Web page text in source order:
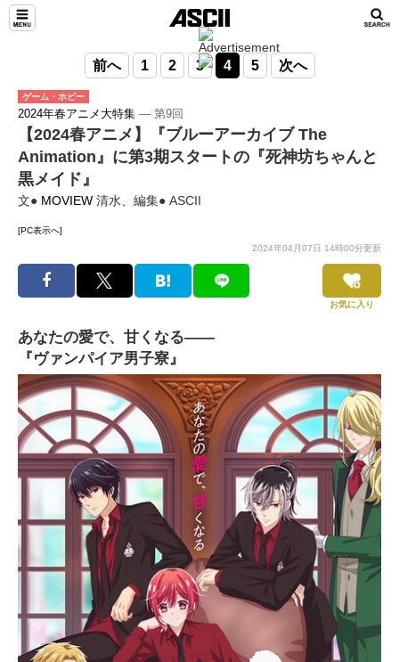
前へ 1 2 3 4 5 次へ
ゲーム・ホビー
2024年春アニメ大特集 ― 第9回
【2024春アニメ】『ブルーアーカイブ The
Animation』に第3期スタートの『死神坊ちゃんと
黒メイド』
文● MOVIEW 清水、編集● ASCII
[PC表示へ]
2024年04月07日 14時00分更新
お気に入り
あなたの愛で、甘くなる――
『ヴァンパイア男子寮』